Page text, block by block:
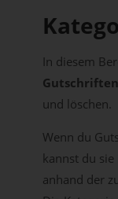
In diesem
und löschen.
Wenn du
kannst du
anhand der